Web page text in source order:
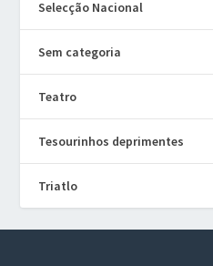
Selecção Nacional
Sem categoria
Teatro
Tesourinhos deprimentes
Triatlo